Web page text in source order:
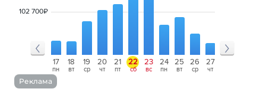
102 700₽
17
пн
18
вт
19
ср
20
чт
21
пт
22
сб
23
вс
24
пн
25
вт
26
ср
27
чт
Реклама